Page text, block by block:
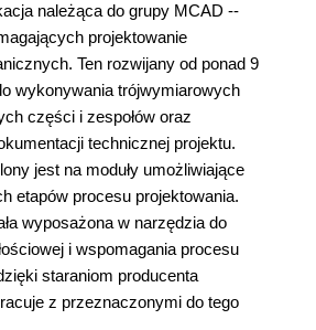
należąca do grupy MCAD --
projektowanie
Ten rozwijany od ponad 9
wykonywania trójwymiarowych
części i zespołów oraz
technicznej projektu.
jest na moduły umożliwiające
etapów procesu projektowania.
wyposażona w narzędzia do
i wspomagania procesu
staraniom producenta
z przeznaczonymi do tego